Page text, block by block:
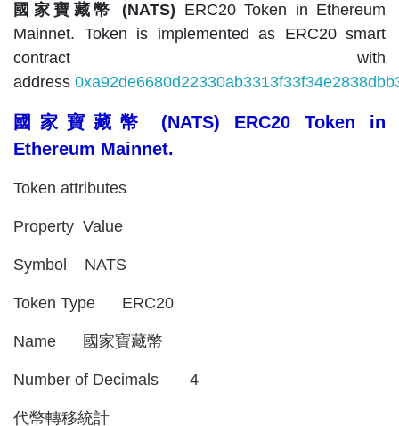
國家寶藏幣 (NATS) ERC20 Token in Ethereum
Mainnet. Token is implemented as ERC20 smart
contract with
address
國家寶藏幣 (NATS) ERC20 Token in
Ethereum Mainnet.
Token attributes
Property Value
Symbol NATS
Token Type ERC20
Name 國家寶藏幣
Number of Decimals 4
代幣轉移統計